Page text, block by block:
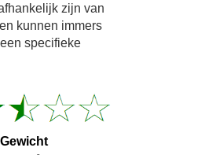
zijn van
kunnen immers
specifieke
Gewicht